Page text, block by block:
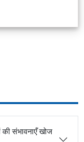
की संभावनाएँ खोज